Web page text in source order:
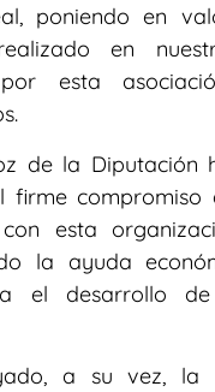
poniendo en
en
esta
de la Diputación
firme compromiso
esta
la ayuda
el desarrollo
a su vez, la